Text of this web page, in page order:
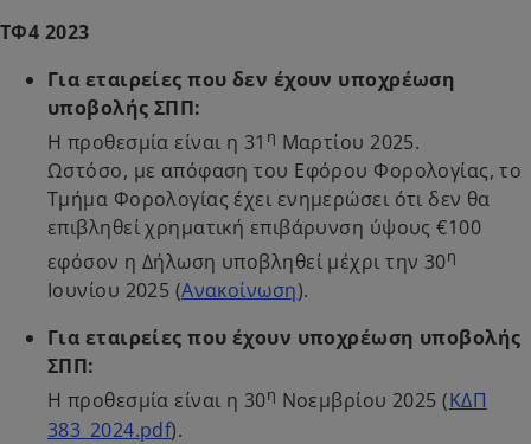
ΤΦ4 2023
Για εταιρείες που δεν έχουν υποχρέωση
υποβολής ΣΠΠ:
Η προθεσμία είναι η 31 η Μαρτίου 2025.
Ωστόσο, με απόφαση του Εφόρου Φορολογίας, το
Τμήμα Φορολογίας έχει ενημερώσει ότι δεν θα
επιβληθεί χρηματική επιβάρυνση ύψους €100
εφόσον η Δήλωση υποβληθεί μέχρι την 30η
Ιουνίου 2025 (Ανακοίνωση).
Για εταιρείες που έχουν υποχρέωση υποβολής
ΣΠΠ:
Η προθεσμία είναι η 30η Νοεμβρίου 2025 (ΚΔΠ
383_2024.pdf).